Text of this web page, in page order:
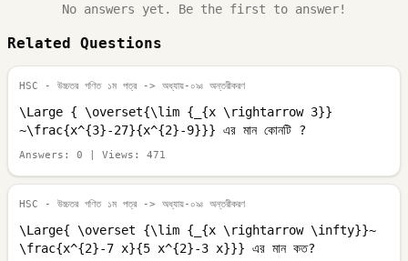
No answers yet. Be the first to answer!
Related Questions
HSC - উচ্চতর গণিত ১ম পত্র -> অধ্যায়-০৯ঃ অন্তরীকরণ
\Large { \overset{\lim {_{x \rightarrow 3}}
~\frac{x^{3}-27}{x^{2}-9}}} এর মান কোনটি ?
Answers: 0 | Views: 471
HSC - উচ্চতর গণিত ১ম পত্র -> অধ্যায়-০৯ঃ অন্তরীকরণ
\Large{ \overset {\lim {_{x \rightarrow \infty}}~
\frac{x^{2}-7 x}{5 x^{2}-3 x}}} এর মান কত?